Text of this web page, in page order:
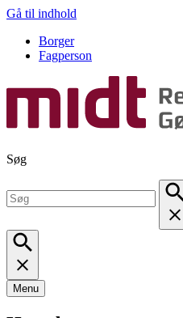
Gå til indhold
Borger
Fagperson
Søg
Menu